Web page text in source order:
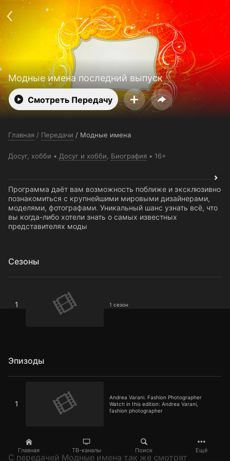
Главная ТВ-каналы Поиск Ещё
Модные имена последний выпуск
Смотреть Передачу
Главная / Передачи / Модные имена
Досуг, хобби Досуг и хобби Биография 16+
Программа даёт вам возможность поближе и эксклюзивно
познакомиться с крупнейшими мировыми дизайнерами,
моделями, фотографами. Уникальный шанс узнать всё, что
вы когда-либо хотели знать о самых известных
представителях моды
Сезоны
1 1 сезон
Эпизоды
1
Andrea Varani. Fashion Photographer
Watch in this edition: Andrea Varani,
fashion photographer
C передачей Модные имена так же смотрят
Поддержка: support@24h.tv
Пользовательское соглашение
Политика конфиденциальности
Для партнёров
Открыть приложение
Ввести промокод
Установить на ТВ
Контакты